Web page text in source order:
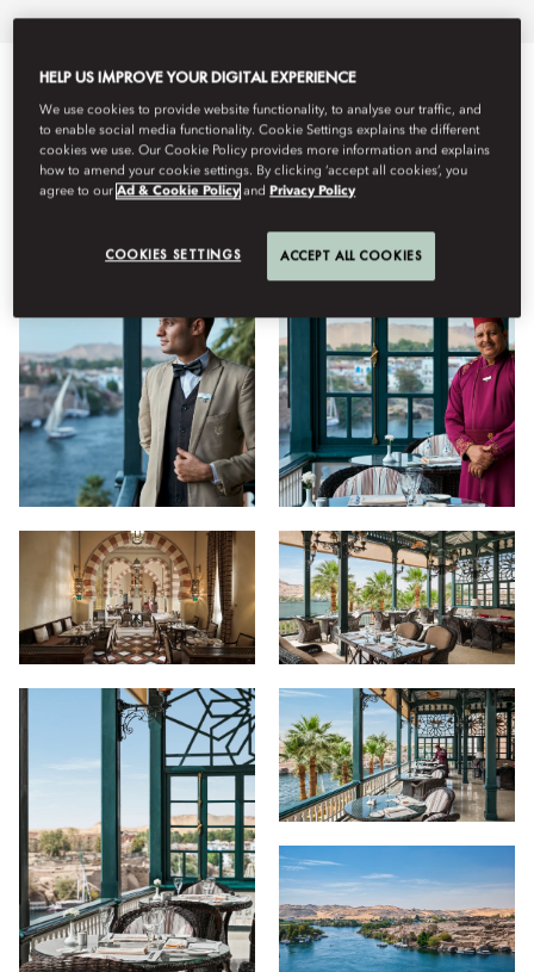
ทั้งหมด ห้องอาหาร สำรวจ โรงแรม Facilities
มุมมอง
HELP US IMPROVE YOUR DIGITAL EXPERIENCE
We use cookies to provide website functionality, to analyse our traffic, and
to enable social media functionality. Cookie Settings explains the different
cookies we use. Our Cookie Policy provides more information and explains
how to amend your cookie settings. By clicking ‘accept all cookies’, you
agree to ourAd & Cookie Policy and Privacy Policy
COOKIES SETTINGS ACCEPT ALL COOKIES